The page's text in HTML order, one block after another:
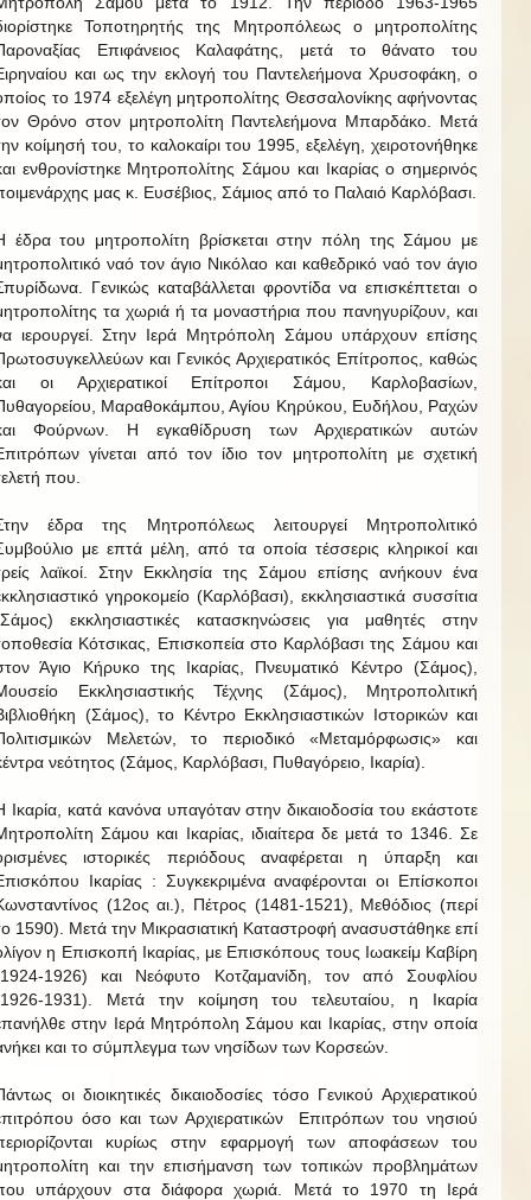
Τοποτηρητής της Μητροπόλεως ο μητροπολίτης
Επιφάνειος Καλαφάτης, μετά το θάνατο του
και ως την εκλογή του Παντελεήμονα Χρυσοφάκη, ο
το 1974 εξελέγη μητροπολίτης Θεσσαλονίκης αφήνοντας
Θρόνο στον μητροπολίτη Παντελεήμονα Μπαρδάκο. Μετά
κοίμησή του, το καλοκαίρι του 1995, εξελέγη, χειροτονήθηκε
ενθρονίστηκε Μητροπολίτης Σάμου και Ικαρίας ο σημερινός
μας κ. Ευσέβιος, Σάμιος από το Παλαιό Καρλόβασι.
έδρα του μητροπολίτη βρίσκεται στην πόλη της Σάμου με
ναό τον άγιο Νικόλαο και καθεδρικό ναό τον άγιο
Γενικώς καταβάλλεται φροντίδα να επισκέπτεται ο
τα χωριά ή τα μοναστήρια που πανηγυρίζουν, και
ιερουργεί. Στην Ιερά Μητρόπολη Σάμου υπάρχουν επίσης
και Γενικός Αρχιερατικός Επίτροπος, καθώς
οι Αρχιερατικοί Επίτροποι Σάμου, Καρλοβασίων,
Μαραθοκάμπου, Αγίου Κηρύκου, Ευδήλου, Ραχών
Φούρνων. Η εγκαθίδρυση των Αρχιερατικών αυτών
γίνεται από τον ίδιο τον μητροπολίτη με σχετική
που.
έδρα της Μητροπόλεως λειτουργεί Μητροπολιτικό
με επτά μέλη, από τα οποία τέσσερις κληρικοί και
λαϊκοί. Στην Εκκλησία της Σάμου επίσης ανήκουν ένα
γηροκομείο (Καρλόβασι), εκκλησιαστικά συσσίτια
εκκλησιαστικές κατασκηνώσεις για μαθητές στην
Κότσικας, Επισκοπεία στο Καρλόβασι της Σάμου και
Άγιο Κήρυκο της Ικαρίας, Πνευματικό Κέντρο (Σάμος),
Εκκλησιαστικής Τέχνης (Σάμος), Μητροπολιτική
(Σάμος), το Κέντρο Εκκλησιαστικών Ιστορικών και
Μελετών, το περιοδικό «Μεταμόρφωσις» και
νεότητος (Σάμος, Καρλόβασι, Πυθαγόρειο, Ικαρία).
Ικαρία, κατά κανόνα υπαγόταν στην δικαιοδοσία του εκάστοτε
Σάμου και Ικαρίας, ιδιαίτερα δε μετά το 1346. Σε
ιστορικές περιόδους αναφέρεται η ύπαρξη και
Ικαρίας : Συγκεκριμένα αναφέρονται οι Επίσκοποι
(12ος αι.), Πέτρος (1481-1521), Μεθόδιος (περί
1590). Μετά την Μικρασιατική Καταστροφή ανασυστάθηκε επί
η Επισκοπή Ικαρίας, με Επισκόπους τους Ιωακείμ Καβίρη
1926) και Νεόφυτο Κοτζαμανίδη, τον από Σουφλίου
1931). Μετά την κοίμηση του τελευταίου, η Ικαρία
στην Ιερά Μητρόπολη Σάμου και Ικαρίας, στην οποία
και το σύμπλεγμα των νησίδων των Κορσεών.
οι διοικητικές δικαιοδοσίες τόσο Γενικού Αρχιερατικού
όσο και των Αρχιερατικών Επιτρόπων του νησιού
κυρίως στην εφαρμογή των αποφάσεων του
και την επισήμανση των τοπικών προβλημάτων
υπάρχουν στα διάφορα χωριά. Μετά το 1970 τη Ιερά